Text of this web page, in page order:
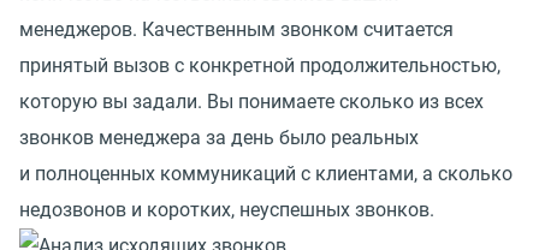
менеджеров. Качественным звонком считается
принятый вызов с конкретной продолжительностью,
которую вы задали. Вы понимаете сколько из всех
звонков менеджера за день было реальных
и полноценных коммуникаций с клиентами, а сколько
недозвонов и коротких, неуспешных звонков.